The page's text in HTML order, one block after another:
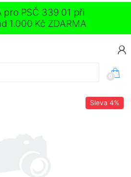
pro PSČ 339 01 při
1.000 Kč ZDARMA
0
Sleva 4%